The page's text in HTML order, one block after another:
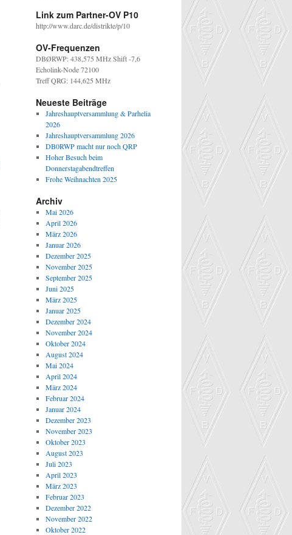
Link zum Partner-OV P10
http://www.darc.de/distrikte/p/10
OV-Frequenzen
DBØRWP: 438,575 MHz Shift -7,6
Echolink-Node 72100
Treff QRG: 144,625 MHz
Neueste Beiträge
Jahreshauptversammlung & Parhelia
2026
Jahreshauptversammlung 2026
DB0RWP macht nur noch QRP
Hoher Besuch beim
Donnerstagabendtreffen
Frohe Weihnachten 2025
Archiv
Mai 2026
April 2026
März 2026
Januar 2026
Dezember 2025
November 2025
September 2025
Juni 2025
März 2025
Januar 2025
Dezember 2024
November 2024
Oktober 2024
August 2024
Mai 2024
April 2024
März 2024
Februar 2024
Januar 2024
Dezember 2023
November 2023
Oktober 2023
August 2023
Juli 2023
April 2023
März 2023
Februar 2023
Dezember 2022
November 2022
Oktober 2022